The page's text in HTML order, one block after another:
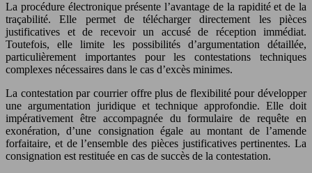
La procédure électronique présente l’avantage de la rapidité et de la
traçabilité. Elle permet de télécharger directement les pièces
justificatives et de recevoir un accusé de réception immédiat.
Toutefois, elle limite les possibilités d’argumentation détaillée,
particulièrement importantes pour les contestations techniques
complexes nécessaires dans le cas d’excès minimes.
La contestation par courrier offre plus de flexibilité pour développer
une argumentation juridique et technique approfondie. Elle doit
impérativement être accompagnée du formulaire de requête en
exonération, d’une consignation égale au montant de l’amende
forfaitaire, et de l’ensemble des pièces justificatives pertinentes. La
consignation est restituée en cas de succès de la contestation.